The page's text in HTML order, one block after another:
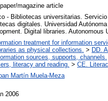
magazine article
- Bibliotecas universitarias.
digitales. Universidad
Digital libraries. Autonomous
treatment for information
as physical collections. > DD.
sources, supports, channels.
literacy and reading. > CE.
Martín Muela-Meza
2006